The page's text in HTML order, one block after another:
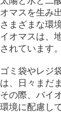
オマスを生み
さまざまな環
イオマスは、
されています。
ゴミ袋やレジ
は、日々まだ
その際、バイ
環境に配慮し